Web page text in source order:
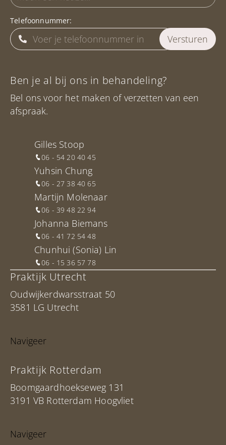
Telefoonnummer:
Ben je al bij ons in behandeling?
Bel ons voor het maken of verzetten van een
afspraak.
Gilles Stoop
06 - 54 20 40 45
Yuhsin Chung
06 - 27 38 40 65
Martijn Molenaar
06 - 39 48 22 94
Johanna Biemans
06 - 41 72 54 48
Chunhui (Sonia) Lin
06 - 15 36 57 78
Praktijk Utrecht
Oudwijkerdwarsstraat 50
3581 LG Utrecht
Navigeer
Praktijk Rotterdam
Boomgaardhoekseweg 131
3191 VB Rotterdam Hoogvliet
Navigeer